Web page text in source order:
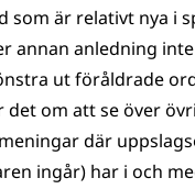
som är relativt nya i
annan anledning
ut föråldrade
det om att se över
där
ingår) har i och